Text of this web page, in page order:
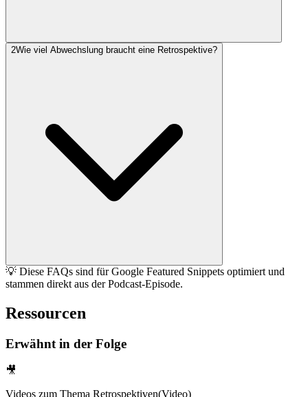
2Wie viel Abwechslung braucht eine Retrospektive?
💡 Diese FAQs sind für Google Featured Snippets optimiert und
stammen direkt aus der Podcast-Episode.
Ressourcen
Erwähnt in der Folge
🎥
Videos zum Thema Retrospektiven(Video)